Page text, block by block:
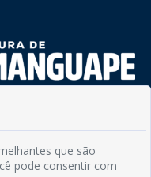
PB
que são
pode consentir com